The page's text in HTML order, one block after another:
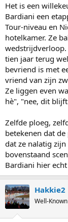
Het is een
Bardiani een
Tour-niveau en
hotelkamer. Ze
wedstrijdverloop.
tien jaar terug
bevriend is met
vriend van zijn
Ze liggen even
hè", "nee, dit
Zelfde ploeg,
betekenen dat
dat ze nalatig
bovenstaand
Bardiani hier
Hakkie2
Well-